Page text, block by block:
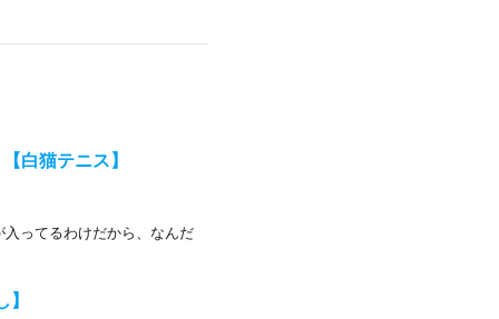
白猫テニス】
ってるわけだから、なんだ